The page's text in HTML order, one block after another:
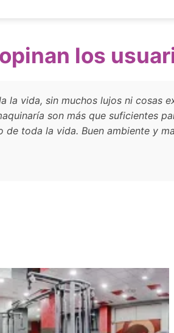
los
la vida, sin muchos lujos ni cosas
son más que suficientes
toda la vida. Buen ambiente y